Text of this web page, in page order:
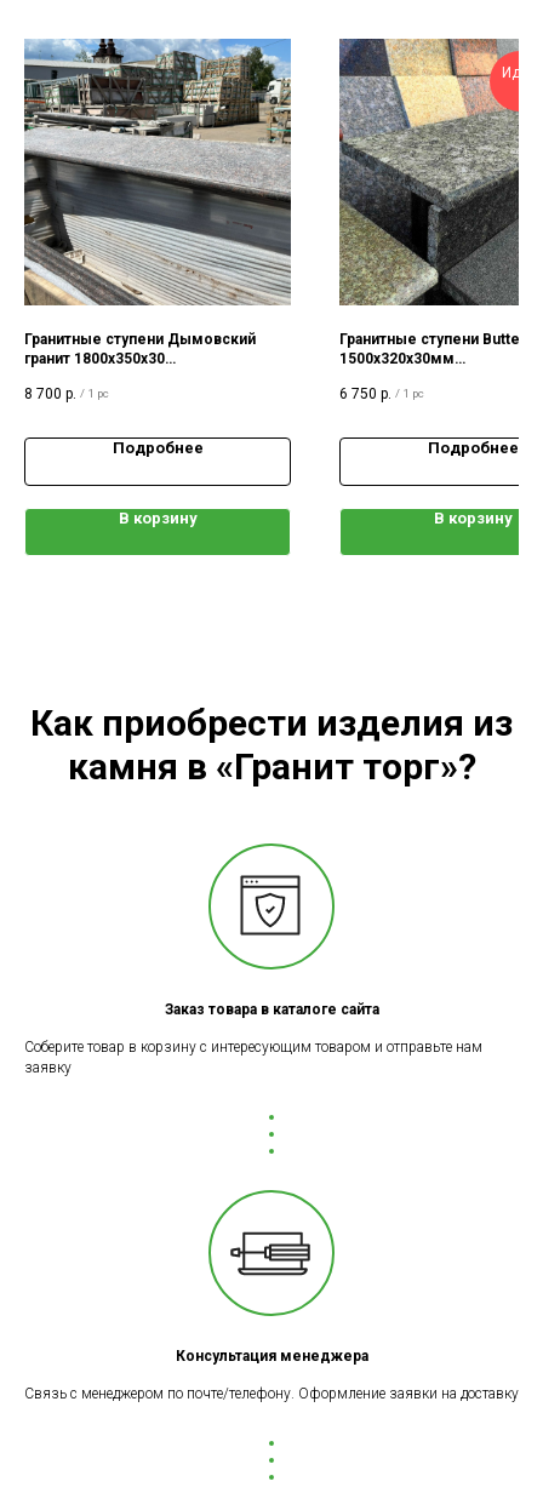
Гранитные ступени Дымовский
гранит 1800x350x30
8 700 р. / 1 pc
Подробнее
В корзину
Гранитные ступени
1500х320х30мм
полукруг
6 750 р. / 1 pc
Подробнее
В корзину
Как приобрести изделия из
камня в «Гранит торг»?
Заказ товара в каталоге сайта
Соберите товар в корзину с интересующим товаром и отправьте нам
заявку
Консультация менеджера
Связь с менеджером по почте/телефону. Оформление заявки на доставку